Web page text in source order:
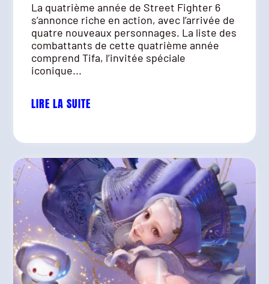
La quatrième année de Street Fighter 6
s’annonce riche en action, avec l’arrivée de
quatre nouveaux personnages. La liste des
combattants de cette quatrième année
comprend Tifa, l’invitée spéciale
iconique...
LIRE LA SUITE